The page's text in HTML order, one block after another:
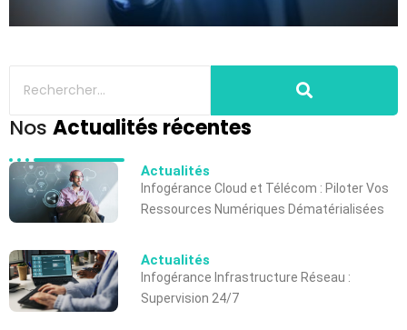
Nos Actualités récentes
Actualités
Infogérance Cloud et Télécom : Piloter Vos
Ressources Numériques Dématérialisées
Actualités
Infogérance Infrastructure Réseau :
Supervision 24/7